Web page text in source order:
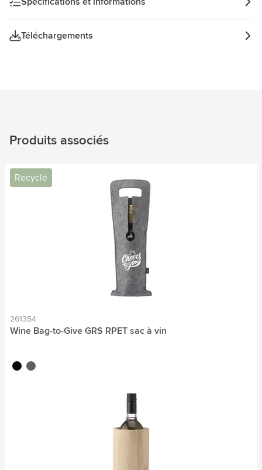
Téléchargements
Produits associés
Recyclé
261354
Wine Bag-to-Give GRS RPET sac à vin
noir gris